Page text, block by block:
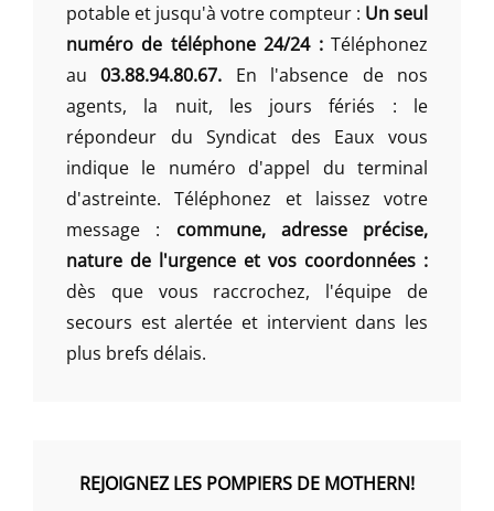
potable et jusqu'à votre compteur : Un seul
numéro de téléphone 24/24 :Téléphonez
au03.88.94.80.67. En l'absence de nos
agents, la nuit, les jours fériés : le
répondeur du Syndicat des Eaux vous
indique le numéro d'appel du terminal
d'astreinte. Téléphonez et laissez votre
message : commune, adresse précise,
nature de l'urgence et vos coordonnées :
dès que vous raccrochez, l'équipe de
secours est alertée et intervient dans les
plus brefs délais.
REJOIGNEZ LES POMPIERS DE MOTHERN!